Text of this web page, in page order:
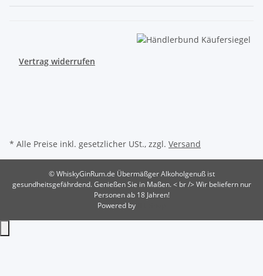
Vertrag widerrufen
* Alle Preise inkl. gesetzlicher USt., zzgl. Versand
© WhiskyGinRum.de Übermäßger Alkoholgenuß ist
gesundheitsgefährdend. Genießen Sie in Maßen. < br /> Wir beliefern nur
Personen ab 18 Jahren!
Powered by